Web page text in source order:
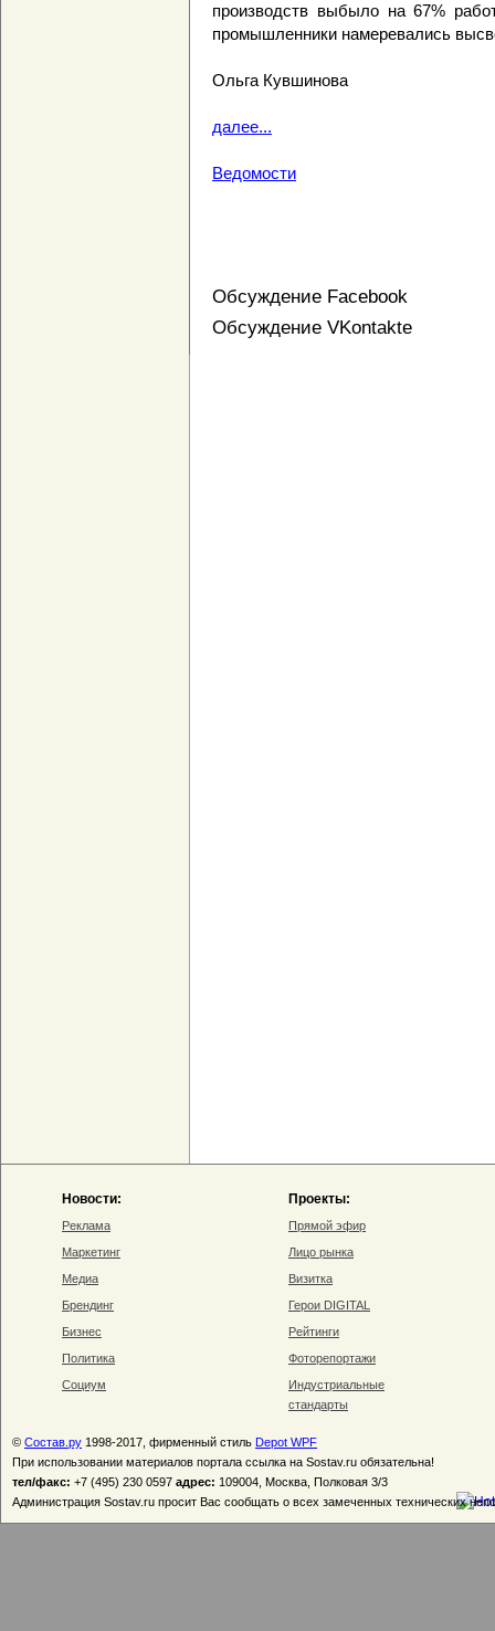
производств выбыло на 67%
промышленники намеревались
Ольга Кувшинова
далее...
Ведомости
Обсуждение Facebook
Обсуждение VKontakte
Новости:
Реклама
Маркетинг
Медиа
Брендинг
Бизнес
Политика
Социум
Проекты:
Прямой эфир
Лицо рынка
Визитка
Герои DIGITAL
Рейтинги
Фоторепортажи
Индустриальные
стандарты
© Состав.ру 1998-2017, фирменный стиль Depot WPF
При использовании материалов портала ссылка на Sostav.ru обязательна!
тел/факс: +7 (495) 230 0597 адрес: 109004, Москва, Полковая 3/3
Администрация Sostav.ru просит Вас сообщать о всех замеченных технических